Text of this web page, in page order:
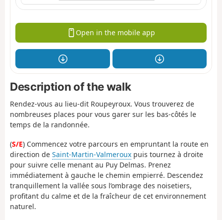
Open in the mobile app
Description of the walk
Rendez-vous au lieu-dit Roupeyroux. Vous trouverez de
nombreuses places pour vous garer sur les bas-côtés le
temps de la randonnée.
(S/E) Commencez votre parcours en empruntant la route en
direction de Saint-Martin-Valmeroux puis tournez à droite
pour suivre celle menant au Puy Delmas. Prenez
immédiatement à gauche le chemin empierré. Descendez
tranquillement la vallée sous l’ombrage des noisetiers,
profitant du calme et de la fraîcheur de cet environnement
naturel.